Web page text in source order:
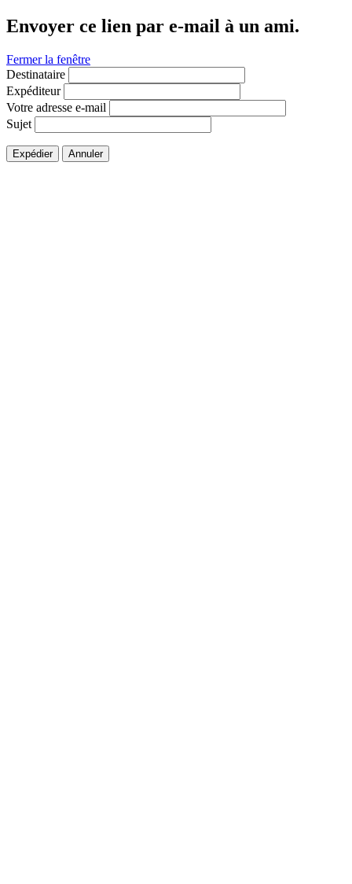
Envoyer ce lien par e-mail à un ami.
Fermer la fenêtre
Destinataire
Expéditeur
Votre adresse e-mail
Sujet
Expédier Annuler